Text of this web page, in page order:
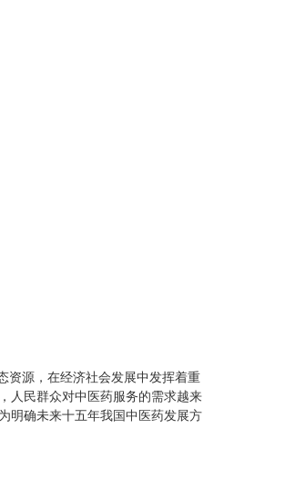
资源，在经济社会发展中发挥着重
人民群众对中医药服务的需求越来
明确未来十五年我国中医药发展方